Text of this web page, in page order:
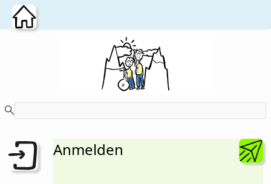
Zum Hauptinhalt wechseln
Anmelden